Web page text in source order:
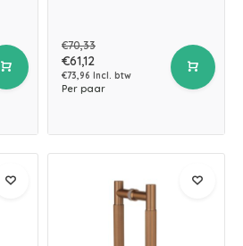
€70,33
€61,12
€73,96 Incl. btw
Per paar